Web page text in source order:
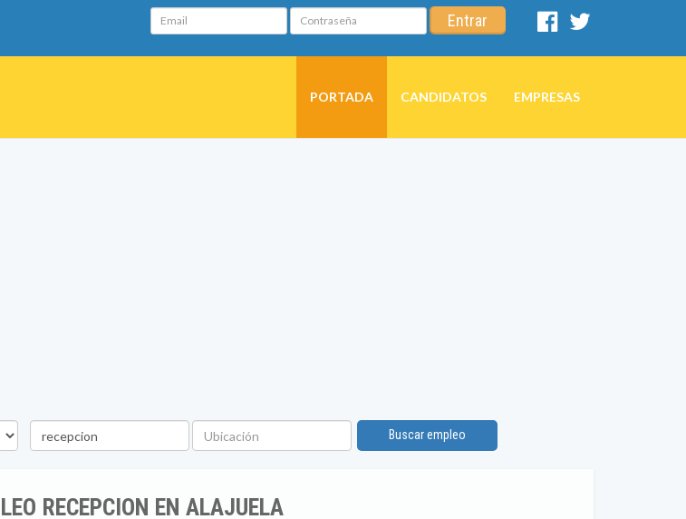
Email Contraseña Entrar
Facebook
PORTADA CANDIDATOS EMPRESAS
Palabra
clave
Ubicación
Buscar empleo
RECEPCION EN ALAJUELA